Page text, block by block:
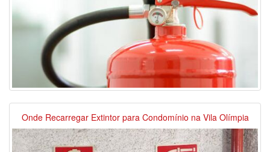
Onde Recarregar Extintor para Condomínio na Vila Olímpia